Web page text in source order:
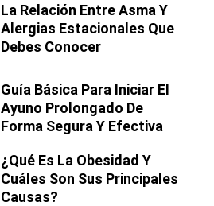
La Relación Entre Asma Y
Alergias Estacionales Que
Debes Conocer
Guía Básica Para Iniciar El
Ayuno Prolongado De
Forma Segura Y Efectiva
¿Qué Es La Obesidad Y
Cuáles Son Sus Principales
Causas?